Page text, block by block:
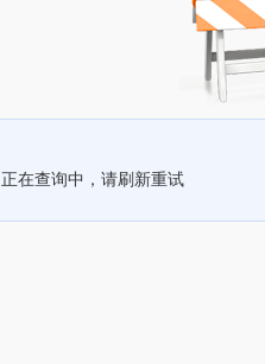
正在查询中，请刷新重试